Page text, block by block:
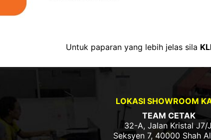
Untuk paparan yang lebih jelas sila
LOKASI SHOWROOM
TEAM CETAK
32-A, Jalan Kristal J7/
Seksyen 7, 40000 Shah